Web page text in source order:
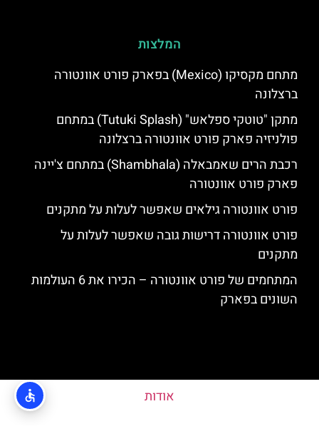
המלצות
מתחם מקסיקו (Mexico) בפארק פורט אוונטורה
ברצלונה
מתקן "טוטקי ספלאש" (Tutuki Splash) במתחם
פולניזיה פארק פורט אוונטורה ברצלונה
רכבת הרים שאמבאלה (Shambhala) במתחם צ'יינה
פארק פורט אוונטורה
פורט אוונטורה גילאים שאפשר לעלות על מתקנים
פורט אוונטורה דרישות גובה שאפשר לעלות על
מתקנים
המתחמים של פורט אוונטורה – הכירו את 6 העולמות
השונים בפארק
אודות